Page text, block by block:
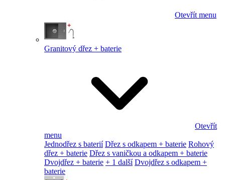
Otevřít menu
Granitový dřez + baterie
Otevřít
menu
Jednodřez s baterií Dřez s odkapem + baterie Rohový
dřez + baterie Dřez s vaničkou a odkapem + baterie
Dvojdřez + baterie + 1 další Dvojdřez s odkapem +
baterie